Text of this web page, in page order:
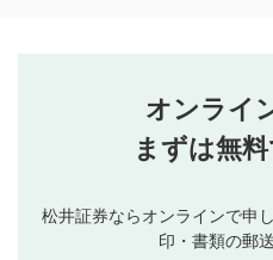
投稿するボタン
星で評価をすると投稿でき
3
動画の評価
行ってください。
当社は、利用者同士、もし
ブルによって生じた損害に
評価およびコメントは当社
ます。掲載されるまでに日
オンライ
まずは無
松井証券ならオンラインで申
印・書類の郵